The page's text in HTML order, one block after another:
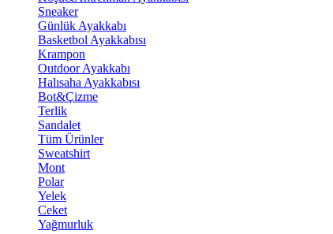
Sneaker
Günlük Ayakkabı
Basketbol Ayakkabısı
Krampon
Outdoor Ayakkabı
Halısaha Ayakkabısı
Bot&Çizme
Terlik
Sandalet
Tüm Ürünler
Sweatshirt
Mont
Polar
Yelek
Ceket
Yağmurluk